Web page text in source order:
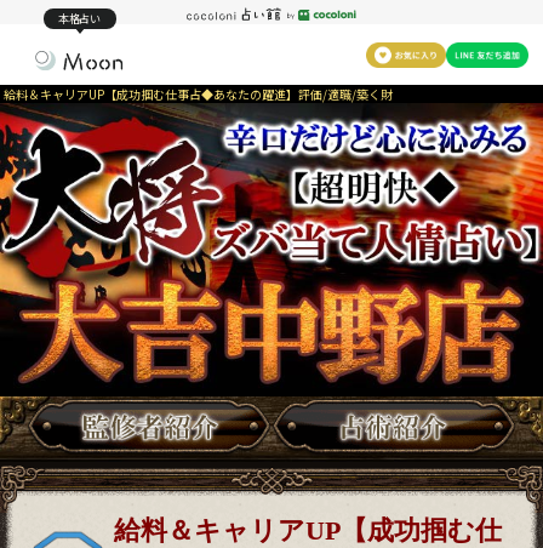
本格占い
給料＆キャリアUP【成功掴む仕事占◆あなたの躍進】評価/適職/築く財
給料＆キャリアUP【成功掴む仕